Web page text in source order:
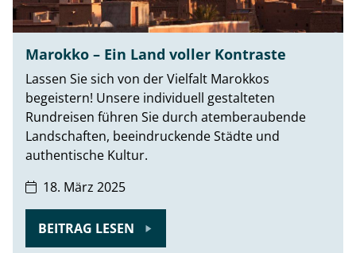
Marokko – Ein Land voller Kontraste
Lassen Sie sich von der Vielfalt Marokkos
begeistern! Unsere individuell gestalteten
Rundreisen führen Sie durch atemberaubende
Landschaften, beeindruckende Städte und
authentische Kultur.
18. März 2025
BEITRAG LESEN